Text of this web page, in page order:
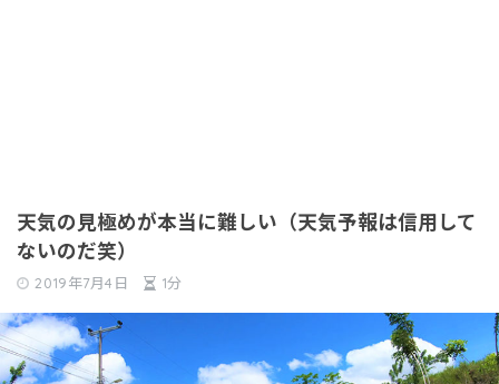
天気の見極めが本当に難しい（天気予報は信用して
ないのだ笑）
2019年7月4日 1分